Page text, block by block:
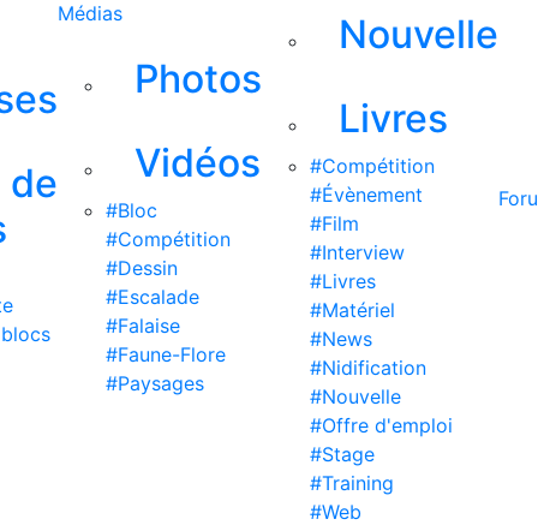
de
Médias
Photos
Vidéos
#Bloc
#Compétition
#Dessin
#Escalade
#Falaise
#Faune-Flore
#Paysages
Nouvelle
Livres
#Compétition
#Évènement
#Film
#Interview
#Livres
#Matériel
#News
#Nidification
#Nouvelle
#Offre d'emploi
#Stage
#Training
#Web